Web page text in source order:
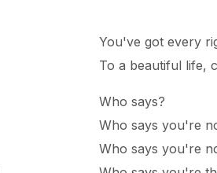
You've got every
To a beautiful life,
Who says?
Who says you're
Who says you're